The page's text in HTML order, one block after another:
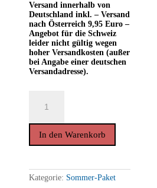
Versand innerhalb von
Deutschland inkl. – Versand
nach Österreich 9,95 Euro –
Angebot für die Schweiz
leider nicht gültig wegen
hoherVersandkosten (außer
bei Angabe einer deutschen
Versandadresse).
PAKET
Exemplare
einer
Menge
In den Warenkorb
Kategorie: Sommer-Paket